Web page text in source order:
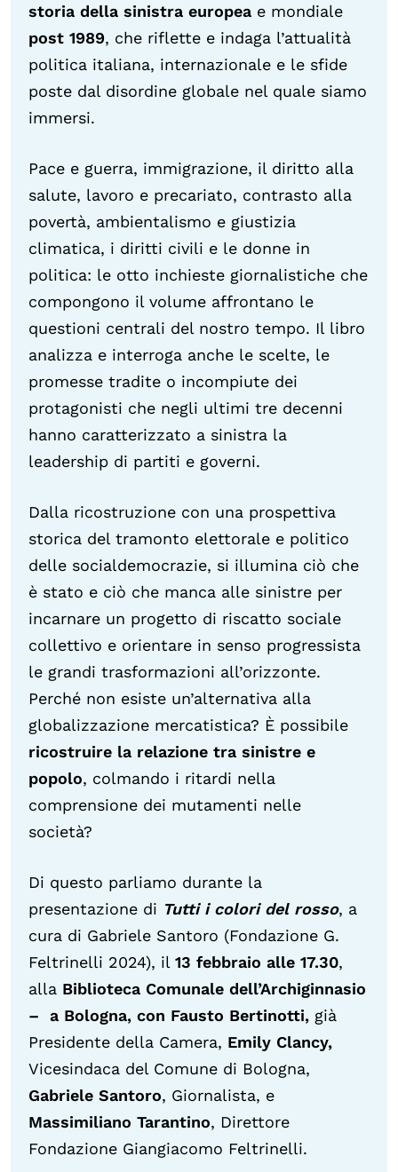
storia della sinistra europea e mondiale
post 1989, che riflette e indaga l’attualità
politica italiana, internazionale e le sfide
poste dal disordine globale nel quale siamo
immersi.
Pace e guerra, immigrazione, il diritto alla
salute, lavoro e precariato, contrasto alla
povertà, ambientalismo e giustizia
climatica, i diritti civili e le donne in
politica: le otto inchieste giornalistiche che
compongono il volume affrontano le
questioni centrali del nostro tempo. Il libro
analizza e interroga anche le scelte, le
promesse tradite o incompiute dei
protagonisti che negli ultimi tre decenni
hanno caratterizzato a sinistra la
leadership di partiti e governi.
Dalla ricostruzione con una prospettiva
storica del tramonto elettorale e politico
delle socialdemocrazie, si illumina ciò che
è stato e ciò che manca alle sinistre per
incarnare un progetto di riscatto sociale
collettivo e orientare in senso progressista
le grandi trasformazioni all’orizzonte.
Perché non esiste un’alternativa alla
globalizzazione mercatistica? È possibile
ricostruire la relazione tra sinistre e
popolo, colmando i ritardi nella
comprensione dei mutamenti nelle
società?
Di questo parliamo durante la
presentazione di Tutti i colori del rosso, a
cura di Gabriele Santoro (Fondazione G.
Feltrinelli 2024), il 13 febbraio alle 17.30,
alla Biblioteca Comunale dell’Archiginnasio
– a Bologna, con Fausto Bertinotti, già
Presidente della Camera, Emily Clancy,
Vicesindaca del Comune di Bologna,
Gabriele Santoro, Giornalista, e
Massimiliano Tarantino, Direttore
Fondazione Giangiacomo Feltrinelli.